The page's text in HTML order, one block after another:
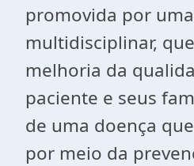
promovida por
multidisciplinar,
melhoria da
paciente e seus
de uma doença
por meio da